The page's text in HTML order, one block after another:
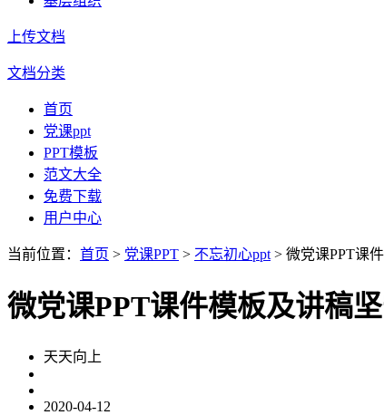
上传文档
文档分类
首页
党课ppt
PPT模板
范文大全
免费下载
用户中心
当前位置： 首页 > 党课PPT > 不忘初心ppt > 微党课PPT课
微党课PPT课件模板及讲稿
天天向上
2020-04-12